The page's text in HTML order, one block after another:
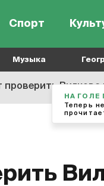
Спорт
Музыка
проверить
НА ГОЛЕ
Теперь